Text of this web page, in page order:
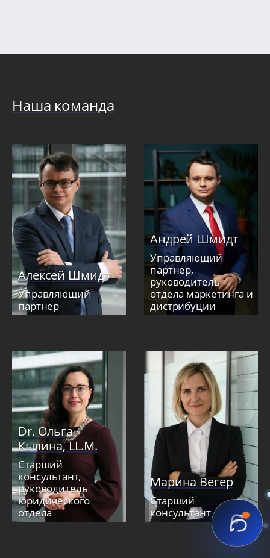
Наша команда
Алексей Шмидт
Управляющий
партнер
Андрей Шмидт
Управляющий
партнер,
руководитель
отдела маркетинга и
дистрибуции
Dr. Ольга
Кылина, LL.M.
Старший
консультант,
руководитель
юридического
отдела
Марина Вегер
Старший
консультант